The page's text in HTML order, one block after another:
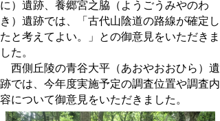
に）遺跡、養郷宮之脇（ようごうみやのわ
き）遺跡では、「古代山陰道の路線が確定し
たと考えてよい。」との御意見をいただきま
した。
西側丘陵の青谷大平（あおやおおひら）遺
跡では、今年度実施予定の調査位置や調査内
容について御意見をいただきました。